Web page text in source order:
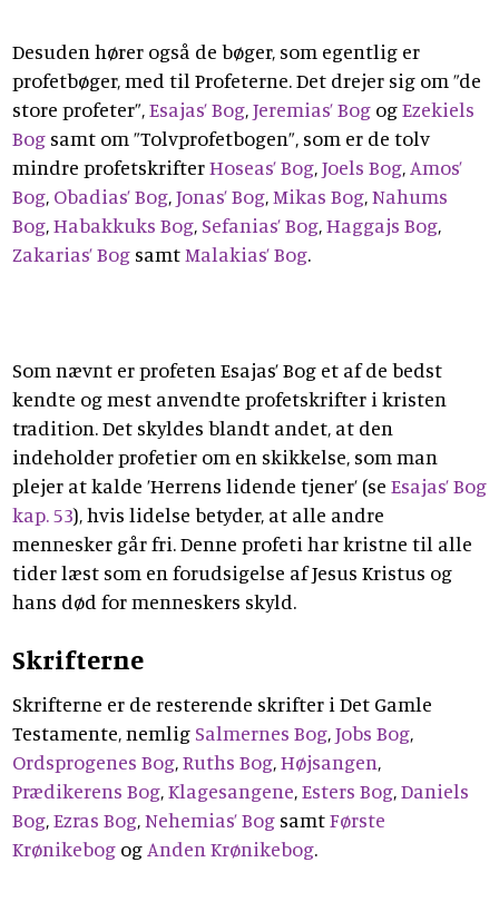
Desuden hører også de bøger, som egentlig er
profetbøger, med til Profeterne. Det drejer sig om ”de
store profeter”,Esajas’ Bog,Jeremias’ Bog ogEzekiels
Bog samt om ”Tolvprofetbogen”, som er de tolv
mindre profetskrifterHoseas’ Bog,Joels Bog, Amos’
Bog, Obadias’ Bog,Jonas’ Bog,Mikas Bog,Nahums
Bog,Habakkuks Bog, Sefanias’ Bog,Haggajs Bog,
Zakarias’ Bog samtMalakias’ Bog.
Som nævnt er profeten Esajas’ Bog et af de bedst
kendte og mest anvendte profetskrifter i kristen
tradition. Det skyldes blandt andet, at den
indeholder profetier om en skikkelse, som man
plejer at kalde ’Herrens lidende tjener’ (se Esajas’ Bog
kap. 53), hvis lidelse betyder, at alle andre
mennesker går fri. Denne profeti har kristne til alle
tider læst som en forudsigelse af Jesus Kristus og
hans død for menneskers skyld.
Skrifterne
Skrifterne er de resterende skrifter i Det Gamle
Testamente, nemlig Salmernes Bog,Jobs Bog,
Ordsprogenes Bog,Ruths Bog,Højsangen,
Prædikerens Bog,Klagesangene,Esters Bog,Daniels
Bog,Ezras Bog,Nehemias’ Bog samtFørste
Krønikebog og Anden Krønikebog.